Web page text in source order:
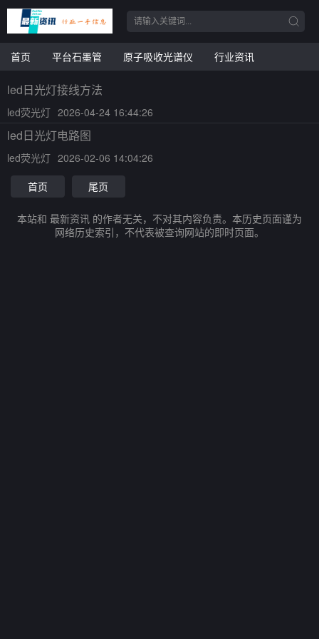
首页 平台石墨管 原子吸收光谱仪 行业资讯
led日光灯接线方法
led荧光灯 2026-04-24 16:44:26
led日光灯电路图
led荧光灯 2026-02-06 14:04:26
首页
尾页
本站和 最新资讯 的作者无关，不对其内容负责。本历史页面谨为
网络历史索引，不代表被查询网站的即时页面。